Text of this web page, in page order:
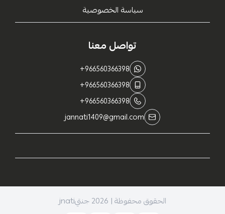
سياسة الخصوصية
تواصل معنا
+966560366398
+966560366398
+966560366398
jannati1409@gmail.com
الحقوق محفوظة | 2026 جنتيjnati